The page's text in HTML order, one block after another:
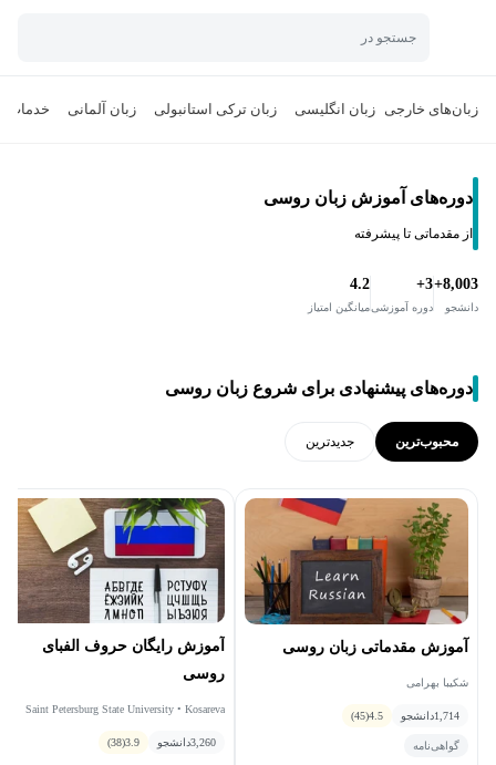
جستجو در
زبان‌های خارجی زبان انگلیسی زبان ترکی استانبولی زبان آلمانی خدمات
دوره‌های آموزش زبان روسی
از مقدماتی تا پیشرفته
8,003+
دانشجو
3+
دوره آموزشی
4.2
میانگین امتیاز
دوره‌های پیشنهادی برای شروع زبان روسی
محبوب‌ترین جدید‌ترین
آموزش مقدماتی زبان روسی
شکیبا بهرامی
1,714دانشجو 4.5
(45)
گواهی‌نامه
آموزش رایگان حروف الفبای
روسی
Saint Petersburg State University • Kosareva
3,260دانشجو 3.9
(38)